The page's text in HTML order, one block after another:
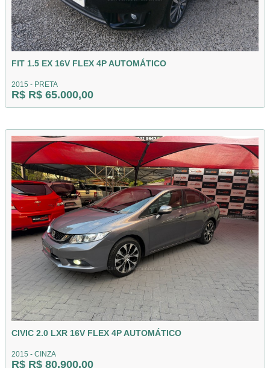
FIT 1.5 EX 16V FLEX 4P AUTOMÁTICO
2015 - PRETA
R$ R$ 65.000,00
CIVIC 2.0 LXR 16V FLEX 4P AUTOMÁTICO
2015 - CINZA
R$ R$ 80.900,00